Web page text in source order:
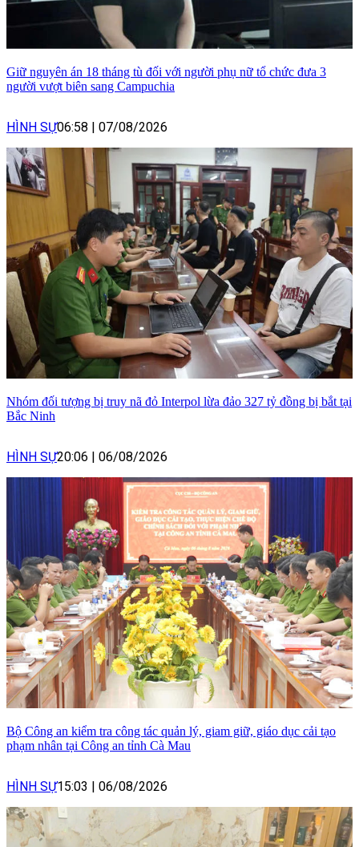
Giữ nguyên án 18 tháng tù đối với người phụ nữ tổ chức đưa 3
người vượt biên sang Campuchia
HÌNH SỰ06:58 07/08/2026
Nhóm đối tượng bị truy nã đỏ Interpol lừa đảo 327 tỷ đồng bị bắt tại
Bắc Ninh
HÌNH SỰ20:06 06/08/2026
Bộ Công an kiểm tra công tác quản lý, giam giữ, giáo dục cải tạo
phạm nhân tại Công an tỉnh Cà Mau
HÌNH SỰ15:03 06/08/2026